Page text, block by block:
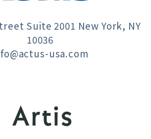
Suite 2001 New York, NY
10036
usa.com